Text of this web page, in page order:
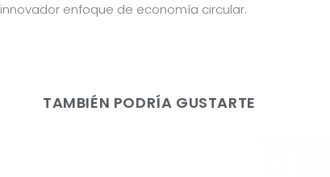
innovador enfoque de economía circular.
TAMBIÉN PODRÍA GUSTARTE